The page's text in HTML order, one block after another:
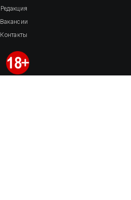
Редакция
Вакансии
Контакты